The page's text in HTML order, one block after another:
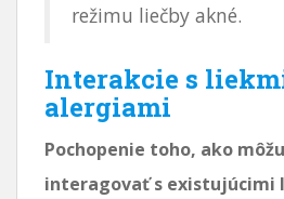
režimu liečby akné.
Interakcie s
alergiami
Pochopenie toho, ako
interagovať s existujúcimi